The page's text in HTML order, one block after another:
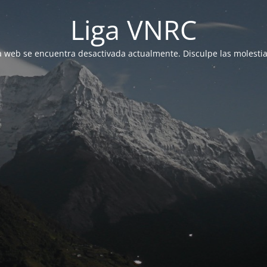
Liga VNRC
web se encuentra desactivada actualmente. Disculpe las